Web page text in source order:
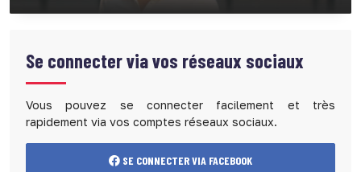
Se connecter via vos réseaux sociaux
Vous pouvez se connecter facilement et très
rapidement via vos comptes réseaux sociaux.
SE CONNECTER VIA FACEBOOK